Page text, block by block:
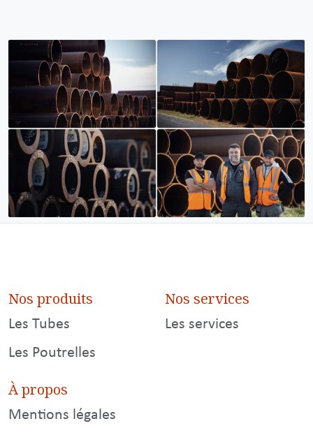
Nos produits
Les Tubes
Les Poutrelles
Nos services
Les services
À propos
Mentions légales